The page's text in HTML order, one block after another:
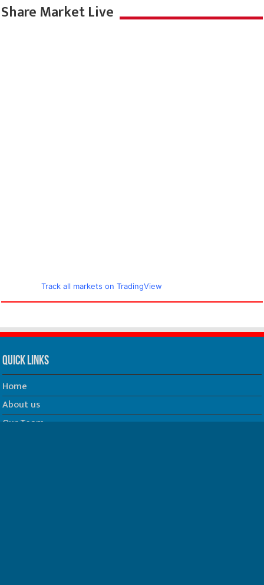
Share Market Live
Track all markets on TradingView
Quick Links
Home
About us
Our Team